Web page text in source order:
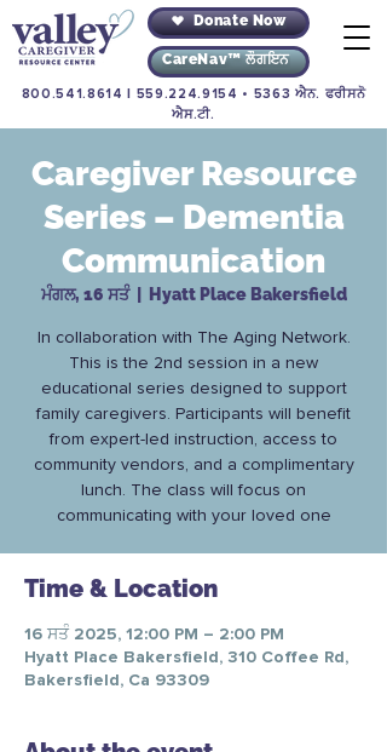
Donate Now
CareNav™ ਲੌਗਇਨ
800.541.8614 559.224.9154 • 5363 ਐਨ. ਫਰੀਸਨੋ
ਐਸ.ਟੀ.
Caregiver Resource
Series – Dementia
Communication
ਮੰਗਲ, 16 ਸਤੰ
  |
Hyatt Place Bakersfield
In collaboration with The Aging Network.
This is the 2nd session in a new
educational series designed to support
family caregivers. Participants will benefit
from expert-led instruction, access to
community vendors, and a complimentary
lunch. The class will focus on
communicating with your loved one
Time & Location
16 ਸਤੰ 2025, 12:00 PM – 2:00 PM
Hyatt Place Bakersfield, 310 Coffee Rd,
Bakersfield, Ca 93309